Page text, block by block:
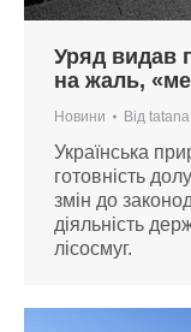
Уряд видав
на жаль,
Новини Від tatana
Українська
готовність
змін до
діяльність
лісосмуг.